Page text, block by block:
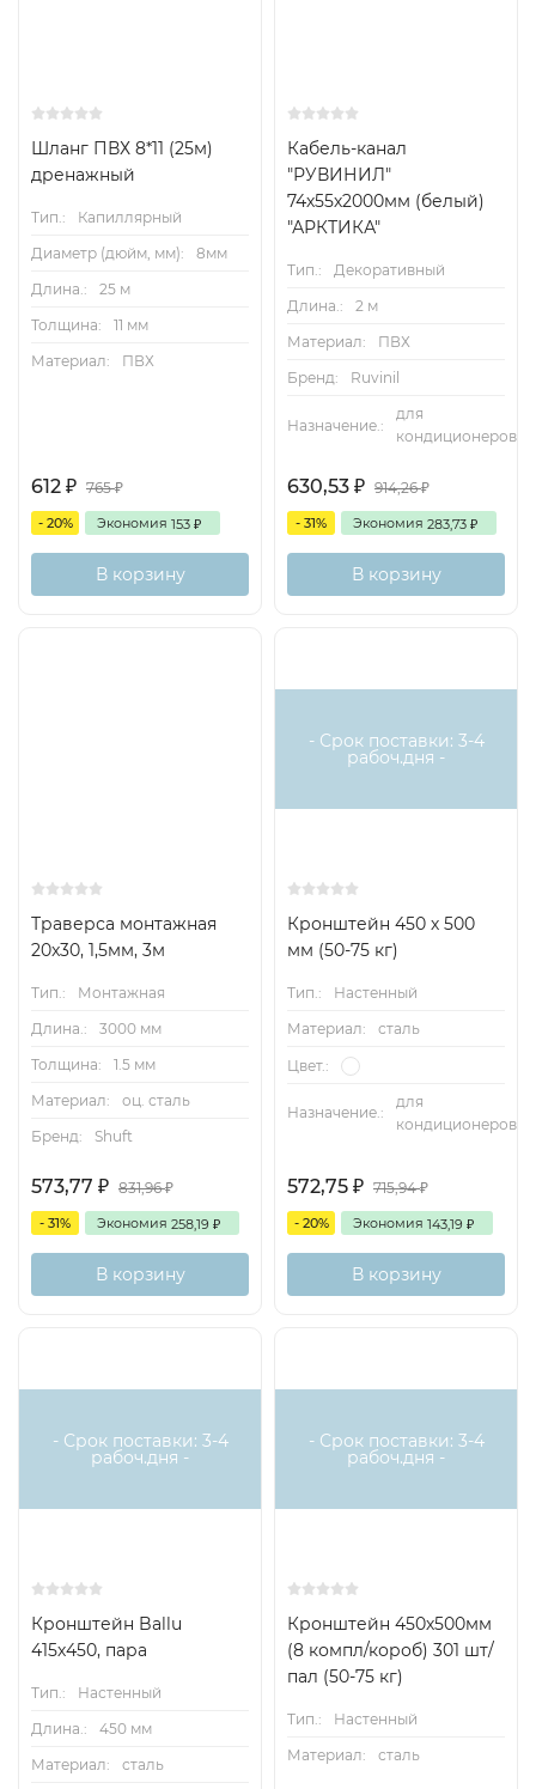
Шланг ПВХ 8*11 (25м)
дренажный
Тип.:
Капиллярный
Диаметр (дюйм, мм):
8мм
Длина.:
25 м
Толщина:
11 мм
Материал:
ПВХ
612 ₽ 765₽
- 20% Экономия 153 ₽
В корзину
Кабель-канал
"РУВИНИЛ"
74х55х2000мм (белый)
"АРКТИКА"
Тип.:
Декоративный
Длина.:
2 м
Материал:
ПВХ
Бренд:
Ruvinil
Назначение.:
для
кондиционеров
630,53 ₽ 914,26₽
- 31% Экономия 283,73 ₽
В корзину
Траверса монтажная
20x30, 1,5мм, 3м
Тип.:
Монтажная
Длина.:
3000 мм
Толщина:
1.5 мм
Материал:
оц. сталь
Бренд:
Shuft
573,77 ₽ 831,96₽
- 31% Экономия 258,19 ₽
В корзину
- Срок поставки: 3-4
рабоч.дня -
Кронштейн 450 х 500
мм (50-75 кг)
Тип.:
Настенный
Материал:
сталь
Цвет.:
Назначение.:
для
кондиционеров
572,75 ₽ 715,94₽
- 20% Экономия 143,19 ₽
В корзину
- Срок поставки: 3-4
рабоч.дня -
Кронштейн Ballu
415х450, пара
Тип.:
Настенный
Длина.:
450 мм
Материал:
сталь
- Срок поставки: 3-4
рабоч.дня -
Кронштейн 450х500мм
(8 компл/короб) 301 шт/
пал (50-75 кг)
Тип.:
Настенный
Материал:
сталь